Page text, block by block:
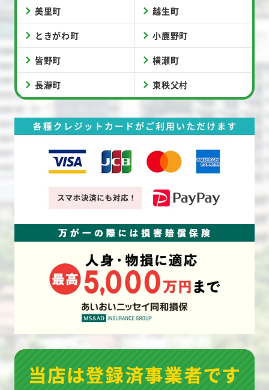
美里町 越生町
ときがわ町 小鹿野町
皆野町 横瀬町
長瀞町 東秩父村